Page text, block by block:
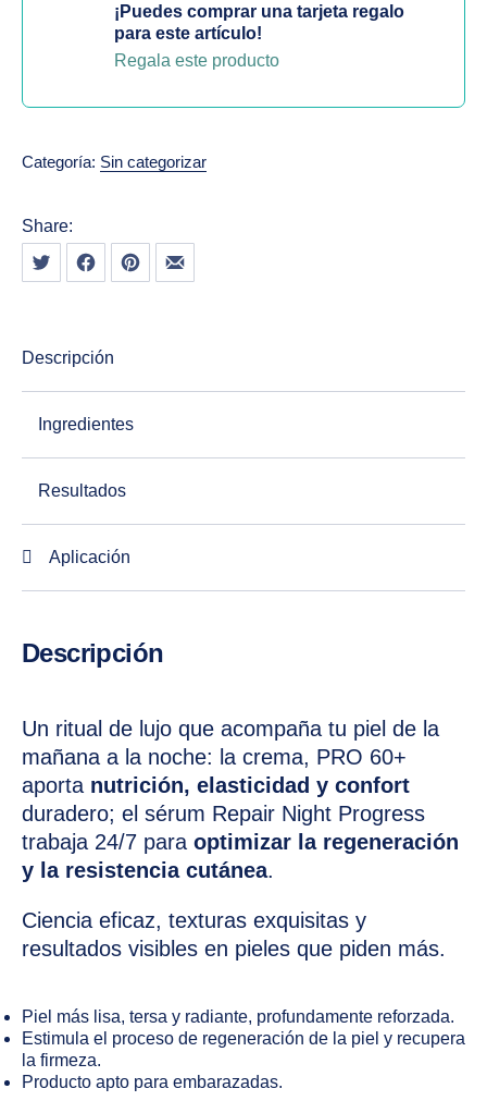
¡Puedes comprar una tarjeta regalo
para este artículo!
Regala este producto
Categoría: Sin categorizar
Share:
Tweet Share on Facebook
Share on Pinterest
Share by Email
Descripción
Ingredientes
Resultados
Aplicación
Descripción
Un ritual de lujo que acompaña tu piel de la
mañana a la noche: la crema, PRO 60+
aporta nutrición, elasticidad y confort
duradero; el sérum Repair Night Progress
trabaja 24/7 para optimizar la regeneración
y la resistencia cutánea.
Ciencia eficaz, texturas exquisitas y
resultados visibles en pieles que piden más.
Piel más lisa, tersa y radiante, profundamente reforzada.
Estimula el proceso de regeneración de la piel y recupera
la firmeza.
Producto apto para embarazadas.